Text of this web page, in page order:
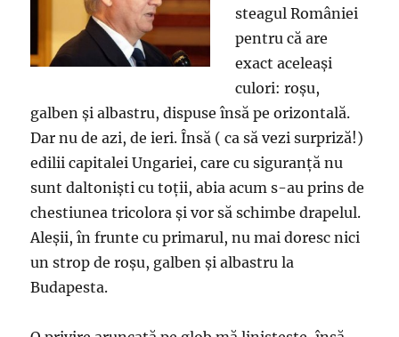
steagul României
pentru că are
exact aceleaşi
culori: roşu,
galben şi albastru, dispuse însă pe orizontală.
Dar nu de azi, de ieri. Însă ( ca să vezi surpriză!)
edilii capitalei Ungariei, care cu siguranţă nu
sunt daltonişti cu toţii, abia acum s-au prins de
chestiunea tricolora şi vor să schimbe drapelul.
Aleşii, în frunte cu primarul, nu mai doresc nici
un strop de roşu, galben şi albastru la
Budapesta.